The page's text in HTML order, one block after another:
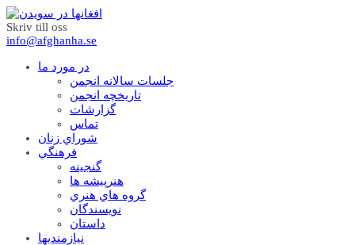
Skriv till oss
info@afghanha.se
در مورد ما
جلسات سالانه انجمن
تاریخچه انجمن
گزارشات
تماس
شوراي زنان
فرهنگي
گنجينه
هنرپيشه ها
گروه هاي هنري
نويسندگان
داستان
نيازمنديها